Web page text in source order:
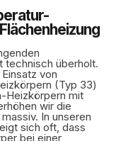
technisch überholt.
von
(Typ 33)
Heizkörpern mit
wir die
In unseren
sich oft, dass
bei einer